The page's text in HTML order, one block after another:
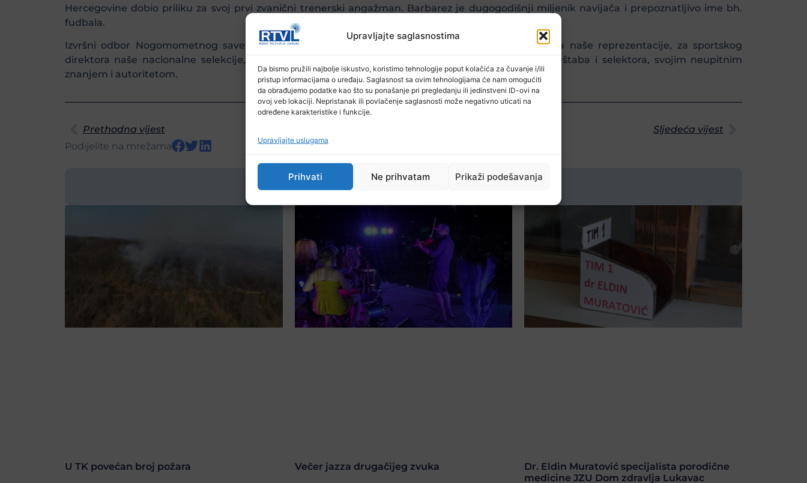
Upravljajte saglasnostima
Da bismo pružili najbolje iskustvo, koristimo tehnologije poput kolačića za čuvanje i/ili
pristup informacijama o uređaju. Saglasnost sa ovim tehnologijama će nam omogućiti
da obrađujemo podatke kao što su ponašanje pri pregledanju ili jedinstveni ID-ovi na
ovoj veb lokaciji. Nepristanak ili povlačenje saglasnosti može negativno uticati na
određene karakteristike i funkcije.
Upravljajte uslugama
Prihvati Ne prihvatam Prikaži podešavanja
Hercegovine dobio priliku za svoj prvi zvanični trenerski angažman. Barbarez je dugogodišnji miljenik navijača i prepoznatljivo ime bh.
fudbala.
Izvršni odbor Nogomometnog saveza BiH imenovao je i Emira Spahića, također bivšeg kapitena naše reprezentacije, za sportskog
direktora naše nacionalne selekcije, a popularni Spaha trebao bi biti konekcija između stručnog štaba i selektora, svojim neupitnim
znanjem i autoritetom.
Prethodna vijest
Sljedeća vijest
Podijelite na mrežama
Ostale novosti
U TK povećan broj požara Večer jazza drugačijeg zvuka
Dr. Eldin Muratović specijalista porodične
medicine JZU Dom zdravlja Lukavac